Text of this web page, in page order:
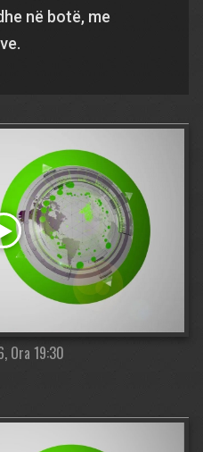
në botë, me
Ora 19:30